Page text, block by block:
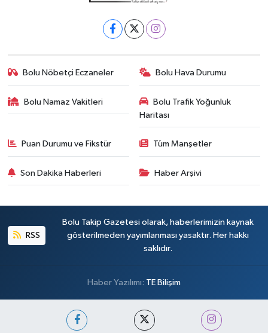
Bolu Nöbetçi Eczaneler Bolu Hava Durumu
Bolu Namaz Vakitleri
Bolu Trafik Yoğunluk
Haritası
Puan Durumu ve Fikstür Tüm Manşetler
Son Dakika Haberleri Haber Arşivi
RSS
Bolu Takip Gazetesi olarak, haberlerimizin kaynak
gösterilmeden yayımlanması yasaktır. Her hakkı
saklıdır.
Haber Yazılımı: TE Bilişim